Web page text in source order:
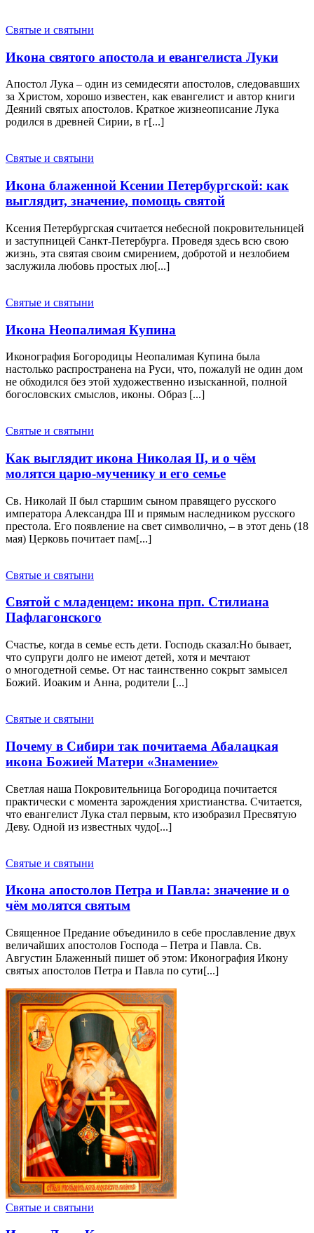
Святые и святыни
Икона святого апостола и евангелиста Луки
Апостол Лука – один из семидесяти апостолов, следовавших
за Христом, хорошо известен, как евангелист и автор книги
Деяний святых апостолов. Краткое жизнеописание Лука
родился в древней Сирии, в г[...]
Святые и святыни
Икона блаженной Ксении Петербургской: как
выглядит, значение, помощь святой
Ксения Петербургская считается небесной покровительницей
и заступницей Санкт-Петербурга. Проведя здесь всю свою
жизнь, эта святая своим смирением, добротой и незлобием
заслужила любовь простых лю[...]
Святые и святыни
Икона Неопалимая Купина
Иконография Богородицы Неопалимая Купина была
настолько распространена на Руси, что, пожалуй не один дом
не обходился без этой художественно изысканной, полной
богословских смыслов, иконы. Образ [...]
Святые и святыни
Как выглядит икона Николая II, и о чём
молятся царю-мученику и его семье
Св. Николай II был старшим сыном правящего русского
императора Александра III и прямым наследником русского
престола. Его появление на свет символично, – в этот день (18
мая) Церковь почитает пам[...]
Святые и святыни
Святой с младенцем: икона прп. Стилиана
Пафлагонского
Счастье, когда в семье есть дети. Господь сказал:Но бывает,
что супруги долго не имеют детей, хотя и мечтают
о многодетной семье. От нас таинственно сокрыт замысел
Божий. Иоаким и Анна, родители [...]
Святые и святыни
Почему в Сибири так почитаема Абалацкая
икона Божией Матери «Знамение»
Светлая наша Покровительница Богородица почитается
практически с момента зарождения христианства. Считается,
что евангелист Лука стал первым, кто изобразил Пресвятую
Деву. Одной из известных чудо[...]
Святые и святыни
Икона апостолов Петра и Павла: значение и о
чём молятся святым
Священное Предание объединило в себе прославление двух
величайших апостолов Господа – Петра и Павла. Св.
Августин Блаженный пишет об этом: Иконография Икону
святых апостолов Петра и Павла по сути[...]
Святые и святыни